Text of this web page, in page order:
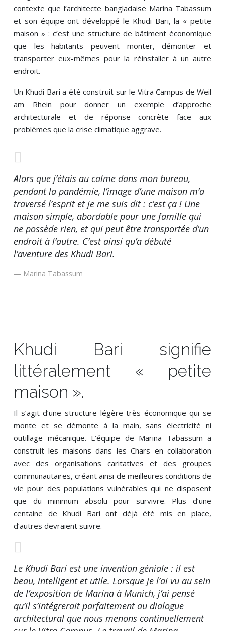
contexte que l’architecte bangladaise Marina Tabassum
et son équipe ont développé le Khudi Bari, la « petite
maison » : c’est une structure de bâtiment économique
que les habitants peuvent monter, démonter et
transporter eux-mêmes pour la réinstaller à un autre
endroit.
Un Khudi Bari a été construit sur le Vitra Campus de Weil
am Rhein pour donner un exemple d’approche
architecturale et de réponse concrète face aux
problèmes que la crise climatique aggrave.
Alors que j’étais au calme dans mon bureau,
pendant la pandémie, l’image d’une maison m’a
traversé l’esprit et je me suis dit : c’est ça ! Une
maison simple, abordable pour une famille qui
ne possède rien, et qui peut être transportée d’un
endroit à l’autre. C’est ainsi qu’a débuté
l’aventure des Khudi Bari.
Marina Tabassum
Khudi Bari signifie
littéralement « petite
maison ».
Il s’agit d’une structure légère très économique qui se
monte et se démonte à la main, sans électricité ni
outillage mécanique. L’équipe de Marina Tabassum a
construit les maisons dans les Chars en collaboration
avec des organisations caritatives et des groupes
communautaires, créant ainsi de meilleures conditions de
vie pour des populations vulnérables qui ne disposent
que du minimum absolu pour survivre. Plus d’une
centaine de Khudi Bari ont déjà été mis en place,
d’autres devraient suivre.
Le Khudi Bari est une invention géniale : il est
beau, intelligent et utile. Lorsque je l’ai vu au sein
de l’exposition de Marina à Munich, j’ai pensé
qu’il s’intégrerait parfaitement au dialogue
architectural que nous menons continuellement